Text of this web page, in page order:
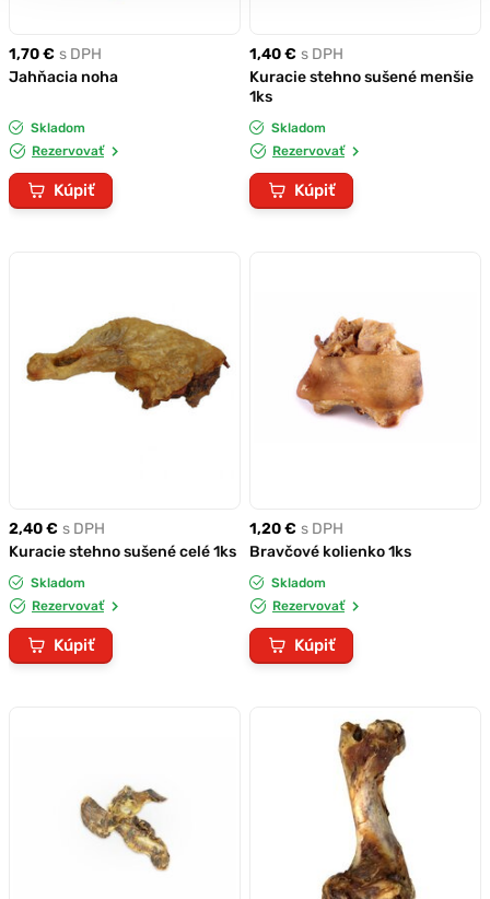
1,70 € s DPH
Jahňacia noha
Skladom
Rezervovať
Kúpiť
1,40 € s DPH
Kuracie stehno sušené menšie
1ks
Skladom
Rezervovať
Kúpiť
2,40 € s DPH
Kuracie stehno sušené celé 1ks
Skladom
Rezervovať
Kúpiť
1,20 € s DPH
Bravčové kolienko 1ks
Skladom
Rezervovať
Kúpiť